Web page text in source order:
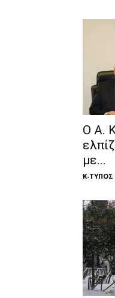
Ο Α.
με...
Κ-ΤΥΠΟΣ